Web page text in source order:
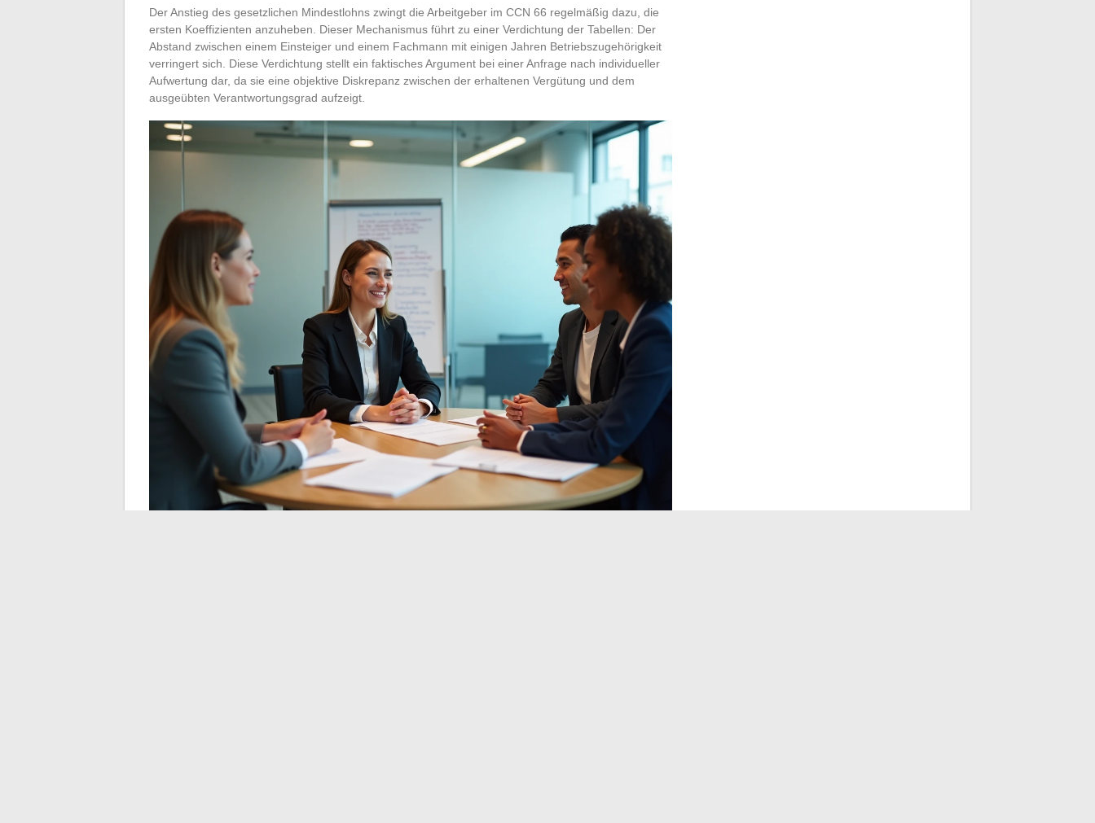
Der Anstieg des gesetzlichen Mindestlohns zwingt die Arbeitgeber im CCN 66 regelmäßig dazu, die
ersten Koeffizienten anzuheben. Dieser Mechanismus führt zu einer Verdichtung der Tabellen: Der
Abstand zwischen einem Einsteiger und einem Fachmann mit einigen Jahren Betriebszugehörigkeit
verringert sich. Diese Verdichtung stellt ein faktisches Argument bei einer Anfrage nach individueller
Aufwertung dar, da sie eine objektive Diskrepanz zwischen der erhaltenen Vergütung und dem
ausgeübten Verantwortungsgrad aufzeigt.